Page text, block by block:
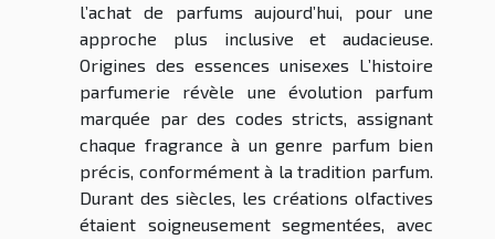
l’achat de parfums aujourd’hui, pour une
approche plus inclusive et audacieuse.
Origines des essences unisexes L’histoire
parfumerie révèle une évolution parfum
marquée par des codes stricts, assignant
chaque fragrance à un genre parfum bien
précis, conformément à la tradition parfum.
Durant des siècles, les créations olfactives
étaient soigneusement segmentées, avec